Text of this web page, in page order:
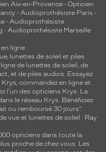
Aix-en-Provence - Opticien
- Audioprothésiste Paris -
- Audioprothésiste
- Audioprothésiste Marseille
ligne :
, lunettes de soleil et piles
de lunettes de soleil, de
, et de piles audios. Essayez
commandez en ligne et
l'un des opticiens Krys. La
le réseau Krys. Bénéficiez
ou remboursé 30 jours".
vue et lunettes de soleil : Ray
opticiens dans toute la
proche de chez vous. Les